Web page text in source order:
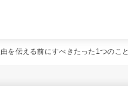
を伝える前にすべきたった1つのこと